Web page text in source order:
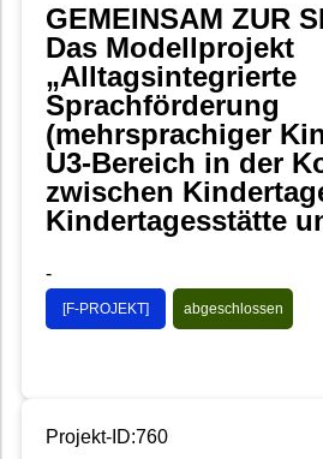
GEMEINSAM ZUR
Das Modellprojekt
„Alltagsintegrierte
Sprachförderung
(mehrsprachiger
U3-Bereich in der
zwischen
Kindertagesstätte
-
[F-PROJEKT] abgeschlossen
Projekt-ID:760